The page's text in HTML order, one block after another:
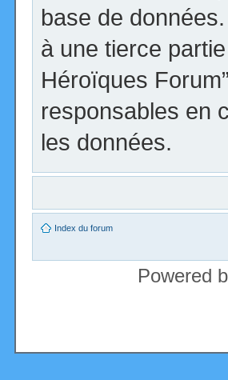
base de
à une tierce
Héroïques
responsables en
les données.
Index du forum
Powered